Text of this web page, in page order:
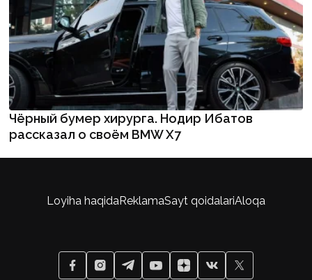
Чёрный бумер хирурга. Нодир Ибатов
рассказал о своём BMW X7
Loyiha haqidaReklamaSayt qoidalariAloqa